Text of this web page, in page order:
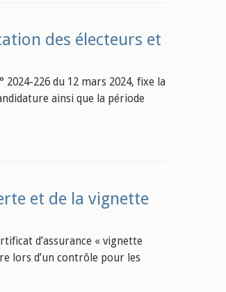
des électeurs et
226 du 12 mars 2024, fixe la
ainsi que la période
et de la vignette
d’assurance « vignette
lors d’un contrôle pour les